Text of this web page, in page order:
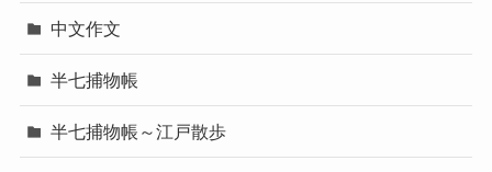
中文作文
半七捕物帳
半七捕物帳～江戸散歩